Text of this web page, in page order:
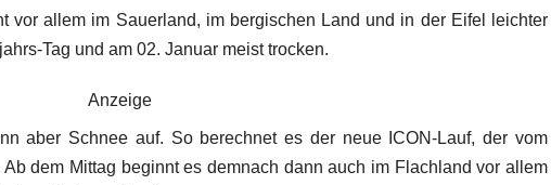
vor allem im Sauerland, im bergischen Land und in der Eifel leichter
Tag und am 02. Januar meist trocken.
Anzeige
aber Schnee auf. So berechnet es der neue ICON-Lauf, der vom
dem Mittag beginnt es demnach dann auch im Flachland vor allem